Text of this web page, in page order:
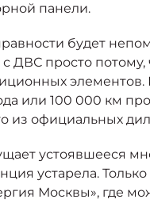
панели.
будет
ДВС просто
элементов.
или 100 000 км
из официальных
устоявшееся
устарела.
Москвы», где